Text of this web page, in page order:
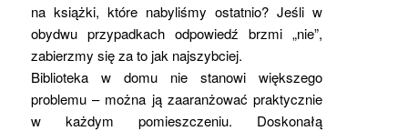
na książki, które nabyliśmy ostatnio? Jeśli w
obydwu przypadkach odpowiedź brzmi „nie”,
zabierzmy się za to jak najszybciej.
Biblioteka w domu nie stanowi większego
problemu – można ją zaaranżować praktycznie
w każdym pomieszczeniu. Doskonałą